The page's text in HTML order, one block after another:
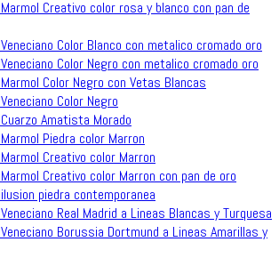
Creativo color rosa y blanco con pan de
Color Blanco con metalico cromado oro
Color Negro con metalico cromado oro
Color Negro con Vetas Blancas
Color Negro
Amatista Morado
Piedra color Marron
Creativo color Marron
Creativo color Marron con pan de oro
piedra contemporanea
Real Madrid a Lineas Blancas y Turquesa
Borussia Dortmund a Lineas Amarillas y